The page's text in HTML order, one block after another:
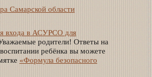
Самарской области
входа в АСУРСО для
родители! Ответы на
ребёнка вы можете
«Формула безопасного